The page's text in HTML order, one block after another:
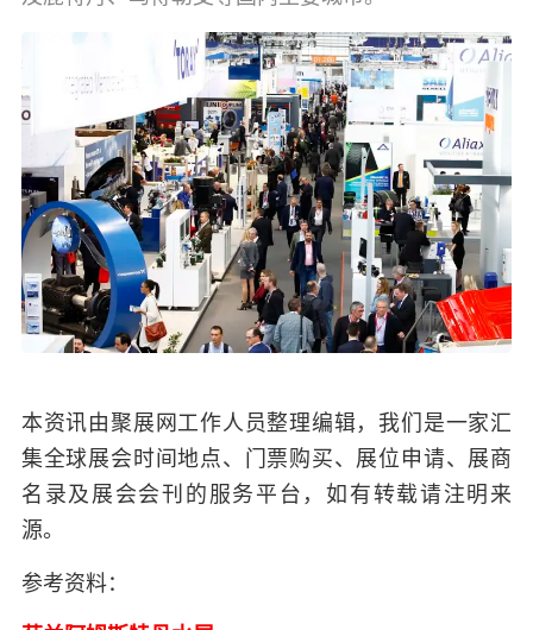
本资讯由聚展网工作人员整理编辑，我们是一家汇
集全球展会时间地点、门票购买、展位申请、展商
名录及展会会刊的服务平台，如有转载请注明来
源。
参考资料：